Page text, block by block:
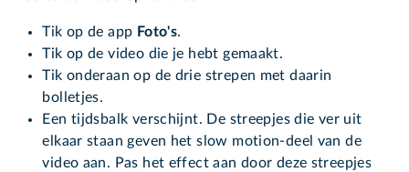
Tik op de app Foto's.
Tik op de video die je hebt gemaakt.
Tik onderaan op de drie strepen met daarin
bolletjes.
Een tijdsbalk verschijnt. De streepjes die ver uit
elkaar staan geven het slow motion-deel van de
video aan. Pas het effect aan door deze streepjes